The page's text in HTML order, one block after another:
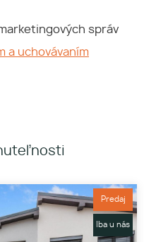
správ
a uchovávaním
Predaj
Iba u nás